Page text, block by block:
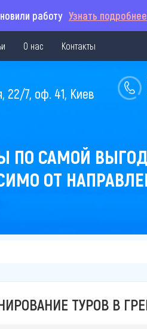
работу Узнать подробнее
О нас Контакты
22/7, оф. 41, Киев
ПО САМОЙ
ОТ
ТУРОВ В